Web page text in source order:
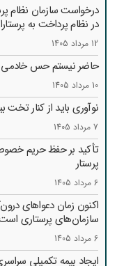
درخواست سازمان نظام
در نظام پرداخت به
12 مرداد 1405
حاضر نیستم حس خادمی
10 مرداد 1405
نوآوری باید از کنار تخت
7 مرداد 1405
تأکید بر حفظ حریم
پرستار
6 مرداد 1405
اکنون زمان دعواهای
سازمان‌های پرستاری
6 مرداد 1405
ایجاد بیمه تکمیلی